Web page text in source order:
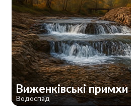
Виженківські примхи
Водоспад